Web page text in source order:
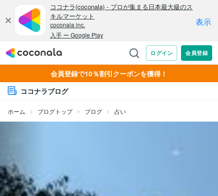
会員登録で10％割引クーポンを獲得！
ココナラブログ
ホーム ブログトップ ブログ 占い